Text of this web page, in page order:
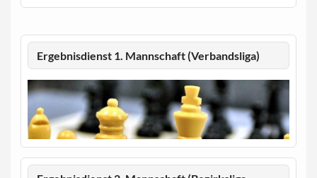
Ergebnisdienst 1. Mannschaft (Verbandsliga)